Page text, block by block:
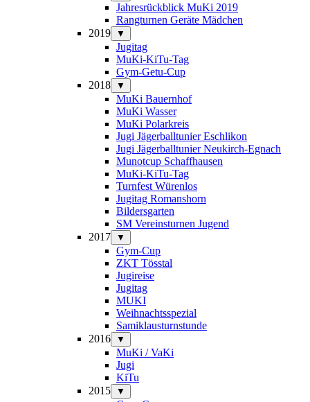
Jahresrückblick MuKi 2019
Rangturnen Geräte Mädchen
2019
▼
Jugitag
MuKi-KiTu-Tag
Gym-Getu-Cup
2018
▼
MuKi Bauernhof
MuKi Wasser
MuKi Polarkreis
Jugi Jägerballtunier Eschlikon
Jugi Jägerballtunier Neukirch-Egnach
Munotcup Schaffhausen
MuKi-KiTu-Tag
Turnfest Würenlos
Jugitag Romanshorn
Bildersgarten
SM Vereinsturnen Jugend
2017
▼
Gym-Cup
ZKT Tösstal
Jugireise
Jugitag
MUKI
Weihnachtsspezial
Samiklausturnstunde
2016
▼
MuKi / VaKi
Jugi
KiTu
2015
▼